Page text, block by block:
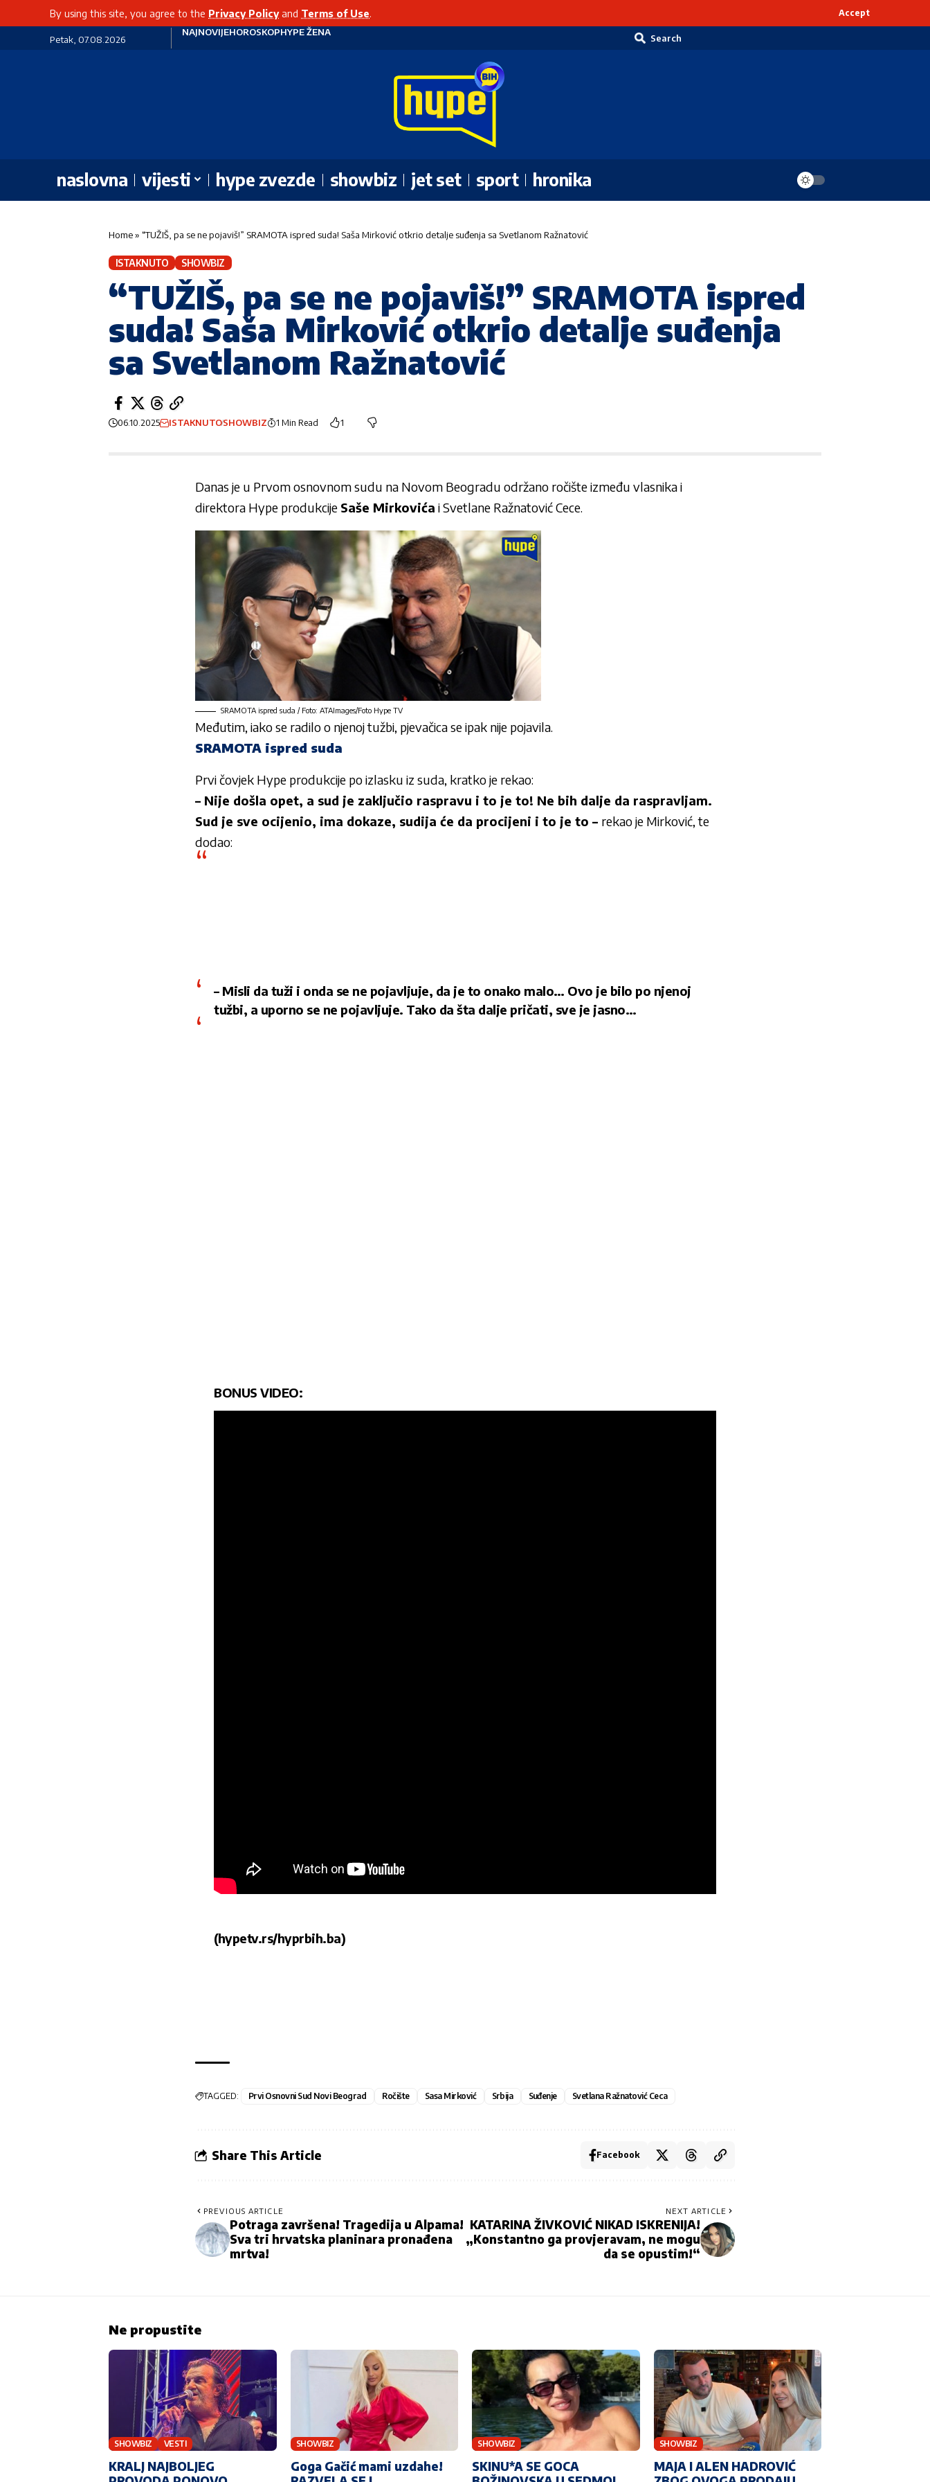
By using this site, you agree to the Privacy Policyand Terms of Use. Accept
Petak, 07.08.2026
NAJNOVIJEHOROSKOPHYPE ŽENA
Search
naslovna vijesti hype zvezde showbiz jet set sport hronika
Home» “TUŽIŠ, pa se ne pojaviš!” SRAMOTA ispred suda! Saša Mirković otkrio detalje suđenja sa Svetlanom Ražnatović
ISTAKNUTO SHOWBIZ
“TUŽIŠ, pa se ne pojaviš!” SRAMOTA ispred
suda! Saša Mirković otkrio detalje suđenja
sa Svetlanom Ražnatović
06.10.2025 ISTAKNUTOSHOWBIZ 1 Min Read 1
Danas je u Prvom osnovnom sudu na Novom Beogradu održano ročište između vlasnika i
direktora Hype produkcije Saše Mirkovića i Svetlane Ražnatović Cece.
SRAMOTA ispred suda / Foto: ATAImages/Foto Hype TV
Međutim, iako se radilo o njenoj tužbi, pjevačica se ipak nije pojavila.
SRAMOTA ispred suda
Prvi čovjek Hype produkcije po izlasku iz suda, kratko je rekao:
– Nije došla opet, a sud je zaključio raspravu i to je to! Ne bih dalje da raspravljam.
Sud je sve ocijenio, ima dokaze, sudija će da procijeni i to je to – rekao je Mirković, te
dodao:
– Misli da tuži i onda se ne pojavljuje, da je to onako malo… Ovo je bilo po njenoj
tužbi, a uporno se ne pojavljuje. Tako da šta dalje pričati, sve je jasno…
BONUS VIDEO:
(hypetv.rs/hyprbih.ba)
TAGGED: Prvi Osnovni Sud Novi Beograd Ročište Sasa Mirković Srbija Suđenje Svetlana Ražnatović Ceca
Share This Article Facebook
PREVIOUS ARTICLE
Potraga završena! Tragedija u Alpama!
Sva tri hrvatska planinara pronađena
mrtva!
NEXT ARTICLE
KATARINA ŽIVKOVIĆ NIKAD ISKRENIJA!
„Konstantno ga provjeravam, ne mogu
da se opustim!“
Ne propustite
SHOWBIZ VESTI
KRALJ NAJBOLJEG
SHOWBIZ
Goga Gačić mami uzdahe!
SHOWBIZ
SKINU*A SE GOCA
SHOWBIZ
MAJA I ALEN HADROVIĆ